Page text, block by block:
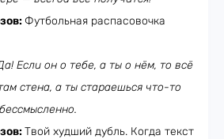
Футбольная распасовочка
Если он о тебе, а ты о нём, то всё
стена, а ты стараешься что-то
Твой худший дубль. Когда текст